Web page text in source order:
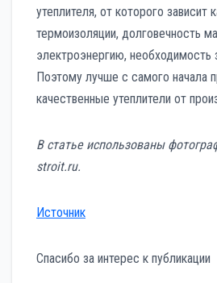
утеплителя, от которого зависит
термоизоляции, долговечность
электроэнергию, необходимость
Поэтому лучше с самого начала
качественные утеплители от
В статье использованы
stroit.ru.
Источник
Спасибо за интерес к публикации